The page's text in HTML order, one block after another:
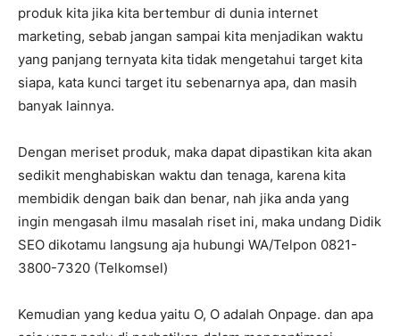
produk kita jika kita bertembur di dunia internet
marketing, sebab jangan sampai kita menjadikan waktu
yang panjang ternyata kita tidak mengetahui target kita
siapa, kata kunci target itu sebenarnya apa, dan masih
banyak lainnya.
Dengan meriset produk, maka dapat dipastikan kita akan
sedikit menghabiskan waktu dan tenaga, karena kita
membidik dengan baik dan benar, nah jika anda yang
ingin mengasah ilmu masalah riset ini, maka undang Didik
SEO dikotamu langsung aja hubungi WA/Telpon 0821-
3800-7320 (Telkomsel)
Kemudian yang kedua yaitu O, O adalah Onpage. dan apa